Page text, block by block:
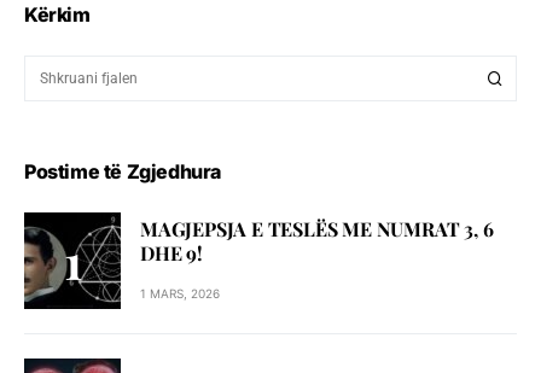
Kërkim
Postime të Zgjedhura
MAGJEPSJA E TESLËS ME NUMRAT 3, 6
DHE 9!
1 MARS, 2026